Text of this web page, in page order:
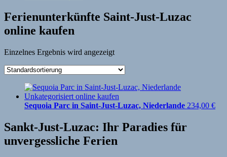
Ferienunterkünfte Saint-Just-Luzac
online kaufen
Einzelnes Ergebnis wird angezeigt
Sequoia Parc in Saint-Just-Luzac, Niederlande 234,00 €
Sankt-Just-Luzac: Ihr Paradies für
unvergessliche Ferien